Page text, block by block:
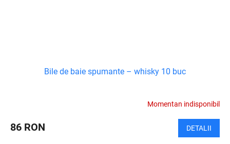
Bile de baie spumante – whisky 10 buc
Momentan indisponibil
86 RON DETALII